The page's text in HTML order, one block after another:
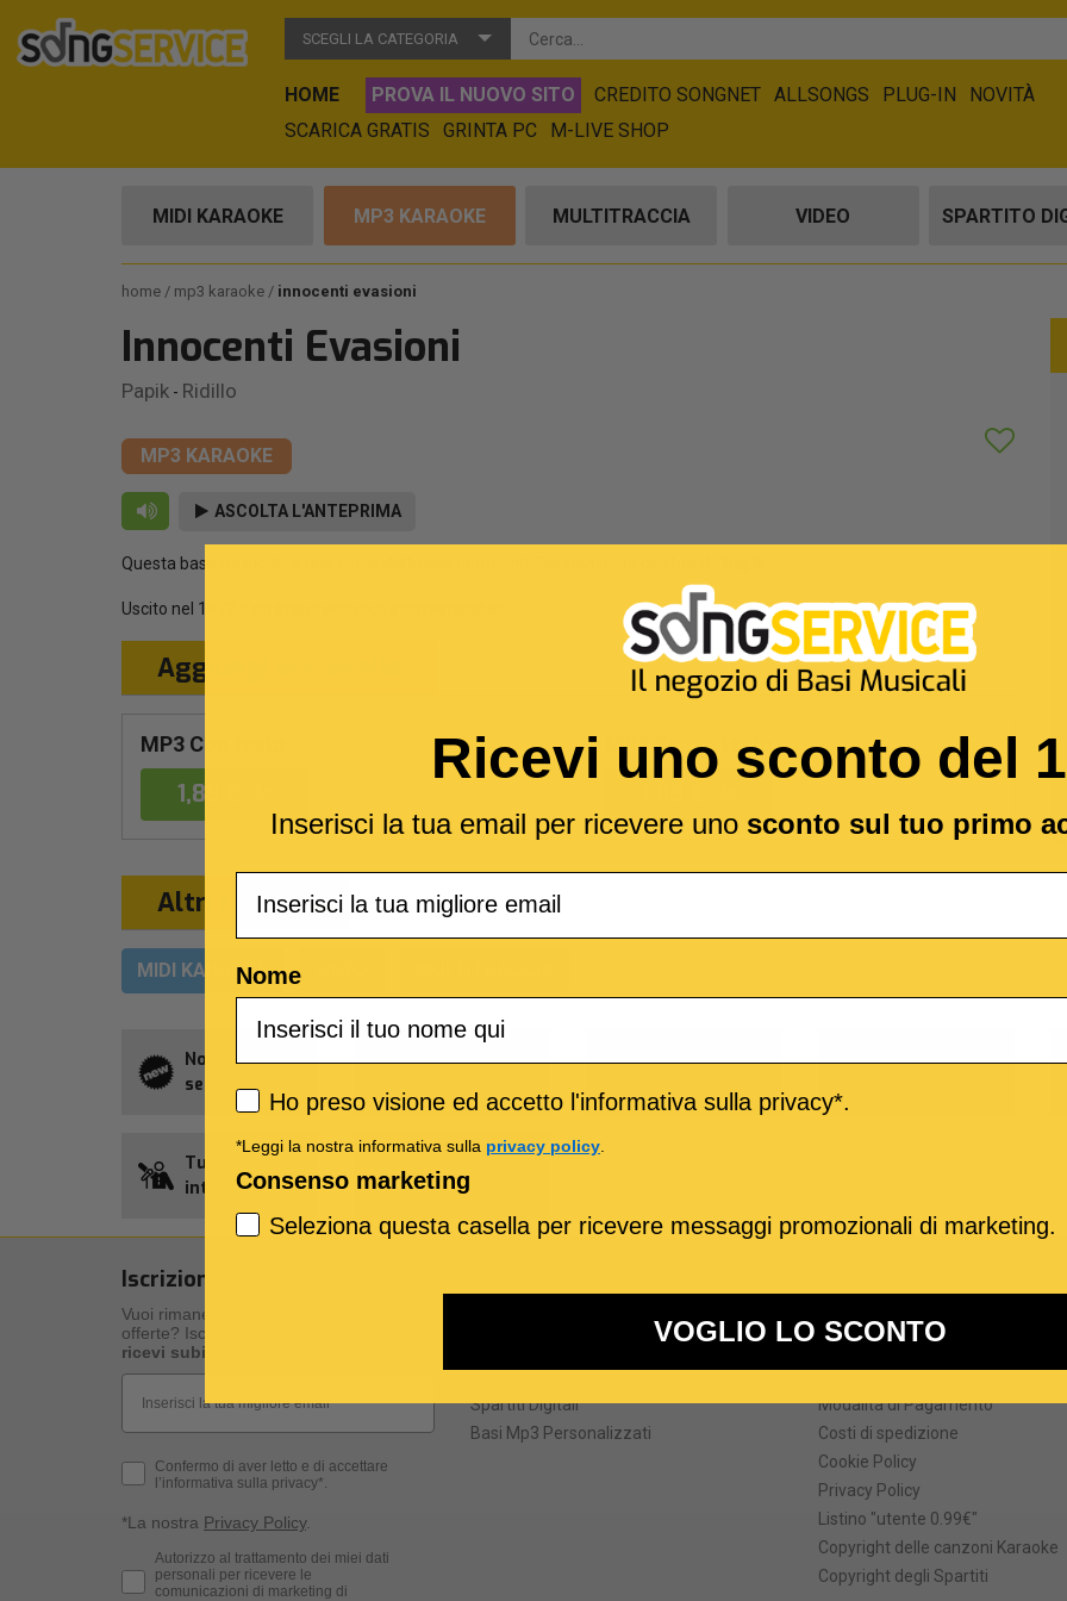
SCEGLI LA CATEGORIA
HOME PROVA IL NUOVO SITO CREDITO SONGNET ALLSONGS PLUG-IN
NOVITÀ
SCARICA GRATIS
GRINTA PC M-LIVE SHOP
MIDI KARAOKE MP3 KARAOKE MULTITRACCIA VIDEO SPARTITO
home mp3 karaoke innocenti evasioni
Innocenti Evasioni
Papik - Ridillo
MP3 KARAOKE
ASCOLTA L'ANTEPRIMA
Questa base musicale è una cover del brano
Uscito nel 1972 è un brano pop rock indimenticabile
Aggiungi al Carrello
MP3 Con testo
1,89 €
MP3 Senza testo
Altri formati
MIDI KARAOKE
Novità della
settimana
Abbonamento
M-Live Medley
Tutti gli
interpreti
Songnet
Iscrizione alla newsletter
Vuoi rimanere aggiornato su novità ed
offerte? Iscriviti alla nostra newsletter e
ricevi subito un regalo
Privacy Policy
Confermo di aver letto e di accettare
l’informativa sulla privacy*.
*La nostra Privacy Policy.
Consenso Marketing
Autorizzo al trattamento dei miei dati
personali per ricevere le
comunicazioni di marketing di
Specifiche degli MP3 karaoke
Qualità dei file MIDI
Spartiti Digitali
Basi Mp3 Personalizzati
Termini e Condizioni
Come Acquistare
Prezzi e Sconti
Modalità di Pagamento
Costi di spedizione
Cookie Policy
Privacy Policy
Listino "utente 0.99€"
Copyright delle canzoni Karaoke
Copyright degli Spartiti
Ricevi uno sconto del
Inserisci la tua email per ricevere uno sconto sul tuo primo
Nome
Privacy policy
Ho preso visione ed accetto l'informativa sulla privacy*.
*Leggi la nostra informativa sulla privacy policy
Consenso marketing
Seleziona questa casella per ricevere messaggi promozionali di marketing.
VOGLIO LO SCONTO